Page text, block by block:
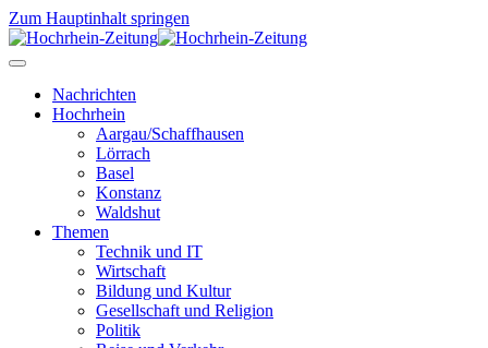
Zum Hauptinhalt springen
Nachrichten
Hochrhein
Aargau/Schaffhausen
Lörrach
Basel
Konstanz
Waldshut
Themen
Technik und IT
Wirtschaft
Bildung und Kultur
Gesellschaft und Religion
Politik